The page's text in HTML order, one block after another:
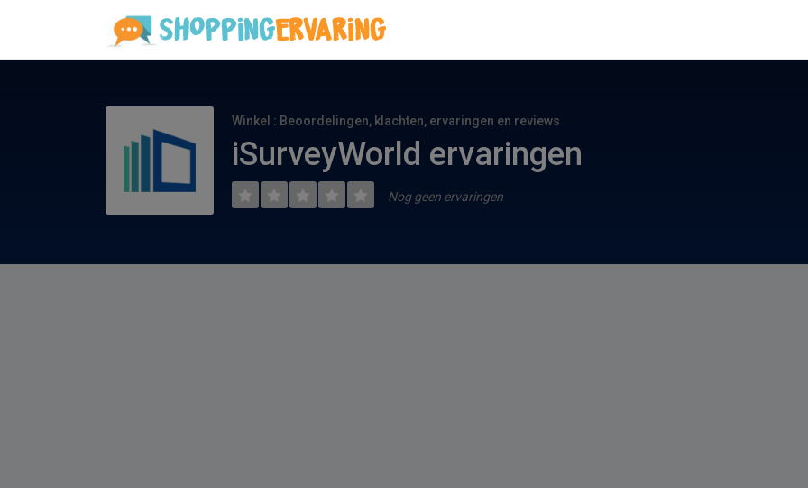
Winkel : Beoordelingen, klachten, ervaringen en reviews
iSurveyWorld ervaringen
Nog geen ervaringen